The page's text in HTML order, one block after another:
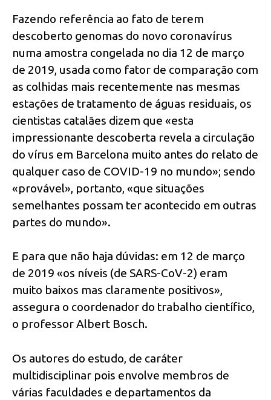
Fazendo referência ao fato de terem
descoberto genomas do novo coronavírus
numa amostra congelada no dia 12 de março
de 2019, usada como fator de comparação com
as colhidas mais recentemente nas mesmas
estações de tratamento de águas residuais, os
cientistas catalães dizem que «esta
impressionante descoberta revela a circulação
do vírus em Barcelona muito antes do relato de
qualquer caso de COVID-19 no mundo»; sendo
«provável», portanto, «que situações
semelhantes possam ter acontecido em outras
partes do mundo».
E para que não haja dúvidas: em 12 de março
de 2019 «os níveis (de SARS-CoV-2) eram
muito baixos mas claramente positivos»,
assegura o coordenador do trabalho científico,
o professor Albert Bosch.
Os autores do estudo, de caráter
multidisciplinar pois envolve membros de
várias faculdades e departamentos da